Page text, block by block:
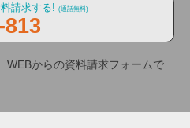
請求する! (通話無料)
813
WEBからの資料請求フォームで